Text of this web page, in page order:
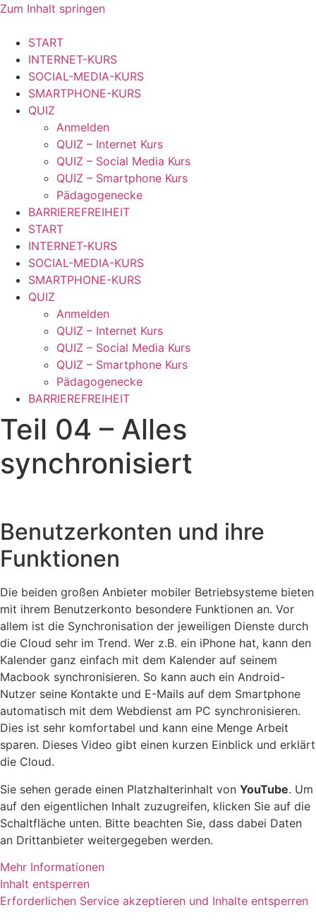
Zum Inhalt springen
START
INTERNET-KURS
SOCIAL-MEDIA-KURS
SMARTPHONE-KURS
QUIZ
Anmelden
QUIZ – Internet Kurs
QUIZ – Social Media Kurs
QUIZ – Smartphone Kurs
Pädagogenecke
BARRIEREFREIHEIT
START
INTERNET-KURS
SOCIAL-MEDIA-KURS
SMARTPHONE-KURS
QUIZ
Anmelden
QUIZ – Internet Kurs
QUIZ – Social Media Kurs
QUIZ – Smartphone Kurs
Pädagogenecke
BARRIEREFREIHEIT
Teil 04 – Alles
synchronisiert
Benutzerkonten und ihre
Funktionen
Die beiden großen Anbieter mobiler Betriebsysteme bieten
mit ihrem Benutzerkonto besondere Funktionen an. Vor
allem ist die Synchronisation der jeweiligen Dienste durch
die Cloud sehr im Trend. Wer z.B. ein iPhone hat, kann den
Kalender ganz einfach mit dem Kalender auf seinem
Macbook synchronisieren. So kann auch ein Android-
Nutzer seine Kontakte und E-Mails auf dem Smartphone
automatisch mit dem Webdienst am PC synchronisieren.
Dies ist sehr komfortabel und kann eine Menge Arbeit
sparen. Dieses Video gibt einen kurzen Einblick und erklärt
die Cloud.
Sie sehen gerade einen Platzhalterinhalt von YouTube. Um
auf den eigentlichen Inhalt zuzugreifen, klicken Sie auf die
Schaltfläche unten. Bitte beachten Sie, dass dabei Daten
an Drittanbieter weitergegeben werden.
Mehr Informationen
Inhalt entsperren
Erforderlichen Service akzeptieren und Inhalte entsperren